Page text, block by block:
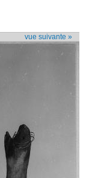
vue suivante »